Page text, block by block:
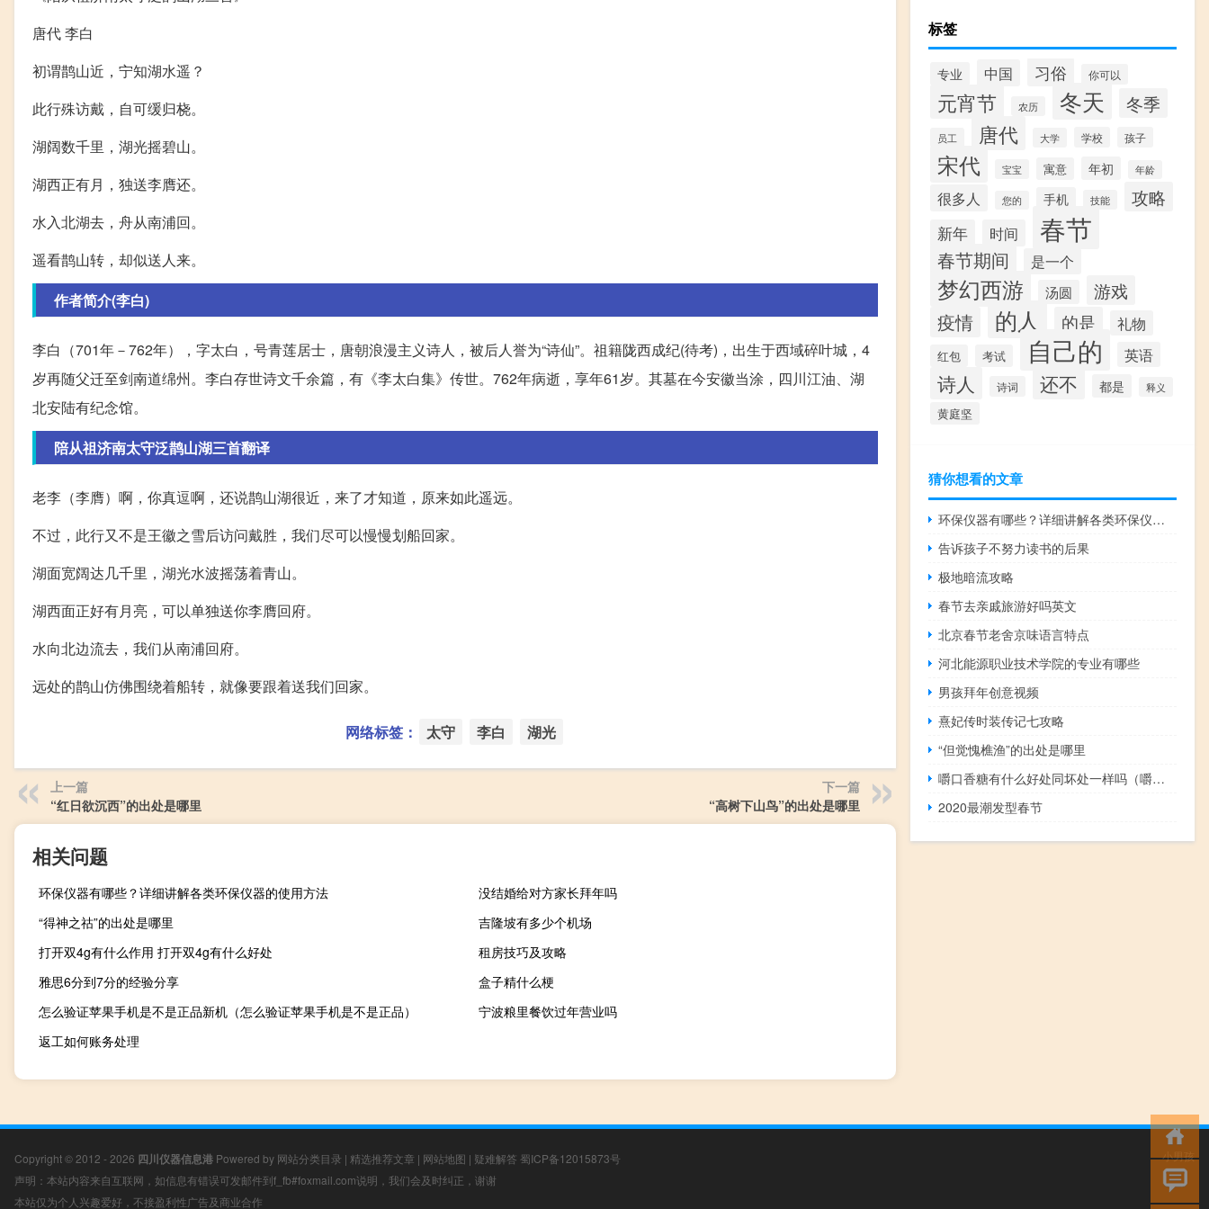
唐代 李白
初谓鹊山近，宁知湖水遥？
此行殊访戴，自可缓归桡。
湖阔数千里，湖光摇碧山。
湖西正有月，独送李膺还。
水入北湖去，舟从南浦回。
遥看鹊山转，却似送人来。
作者简介(李白)
李白（701年－762年），字太白，号青莲居士，唐朝浪漫主义诗人，被后人誉为“诗仙”。祖籍陇西成纪(待考)，出生于西域碎叶城，4
岁再随父迁至剑南道绵州。李白存世诗文千余篇，有《李太白集》传世。762年病逝，享年61岁。其墓在今安徽当涂，四川江油、湖
北安陆有纪念馆。
陪从祖济南太守泛鹊山湖三首翻译
老李（李膺）啊，你真逗啊，还说鹊山湖很近，来了才知道，原来如此遥远。
不过，此行又不是王徽之雪后访问戴胜，我们尽可以慢慢划船回家。
湖面宽阔达几千里，湖光水波摇荡着青山。
湖西面正好有月亮，可以单独送你李膺回府。
水向北边流去，我们从南浦回府。
远处的鹊山仿佛围绕着船转，就像要跟着送我们回家。
网络标签： 太守 李白 湖光
上一篇
“红日欲沉西”的出处是哪里
下一篇
“高树下山鸟”的出处是哪里
相关问题
环保仪器有哪些？详细讲解各类环保仪器的使用方法
没结婚给对方家长拜年吗
“得神之祜”的出处是哪里
吉隆坡有多少个机场
打开双4g有什么作用 打开双4g有什么好处
租房技巧及攻略
雅思6分到7分的经验分享
盒子精什么梗
怎么验证苹果手机是不是正品新机（怎么验证苹果手机是不是正品）
宁波粮里餐饮过年营业吗
返工如何账务处理
标签
专业 中国 习俗 你可以
元宵节 农历 冬天 冬季
员工 唐代 大学 学校 孩子
宋代 宝宝 寓意 年初 年龄
很多人 您的 手机 技能 攻略
新年 时间 春节
春节期间 是一个
梦幻西游 汤圆 游戏
疫情 的人 的是 礼物
红包 考试 自己的 英语
诗人 诗词 还不 都是 释义
黄庭坚
猜你想看的文章
环保仪器有哪些？详细讲解各类环保仪器的使用方法
告诉孩子不努力读书的后果
极地暗流攻略
春节去亲戚旅游好吗英文
北京春节老舍京味语言特点
河北能源职业技术学院的专业有哪些
男孩拜年创意视频
熹妃传时装传记七攻略
“但觉愧樵渔”的出处是哪里
嚼口香糖有什么好处同坏处一样吗（嚼口香糖有什么好处同坏处）
2020最潮发型春节
Copyright © 2012 - 2026 四川仪器信息港 Powered by 网站分类目录 | 精选推荐文章 | 网站地图 | 疑难解答 蜀ICP备12015873号
声明：本站内容来自互联网，如信息有错误可发邮件到f_fb#foxmail.com说明，我们会及时纠正，谢谢
本站仅为个人兴趣爱好，不接盈利性广告及商业合作
小男孩